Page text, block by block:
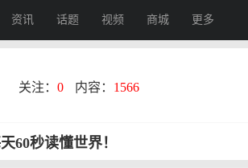
资讯 话题 视频 商城 更多
关注： 0 内容： 1566
60秒读懂世界！